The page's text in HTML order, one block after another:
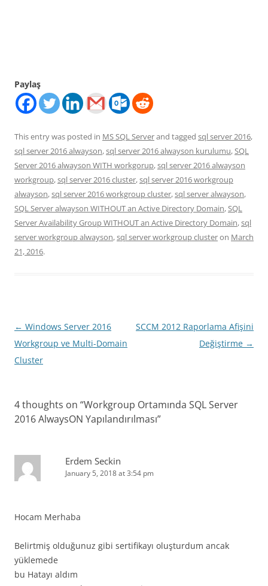
Paylaş
This entry was posted in MS SQL Serverand tagged sql server 2016,
sql server 2016 alwayson,sql server 2016 alwayson kurulumu,SQL
Server 2016 alwayson WITH workgorup,sql server 2016 alwayson
workgroup,sql server 2016 cluster,sql server 2016 workgroup
alwayson,sql server 2016 workgroup cluster,sql server alwayson,
SQL Server alwayson WITHOUT an Active Directory Domain,SQL
Server Availability Group WITHOUT an Active Directory Domain,sql
server workgroup alwayson,sql server workgroup clusteron March
21, 2016.
Post
navigation
← Windows Server 2016
Workgroup ve Multi-Domain
Cluster
SCCM 2012 Raporlama Afişini
Değiştirme →
4 thoughts on “Workgroup Ortamında SQL Server
2016 AlwaysON Yapılandırılması”
Erdem Seckin
January 5, 2018 at 3:54 pm
Hocam Merhaba
Belirtmiş olduğunuz gibi sertifikayı oluşturdum ancak
yüklemede
bu Hatayı aldım